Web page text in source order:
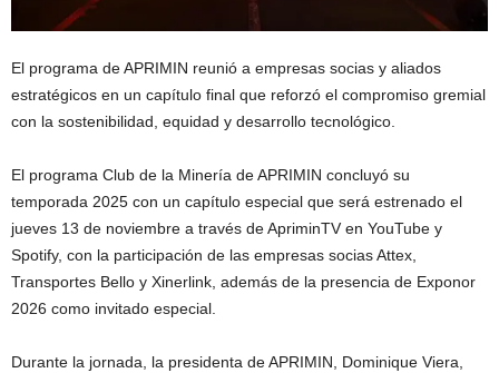
El programa de APRIMIN reunió a empresas socias y aliados
estratégicos en un capítulo final que reforzó el compromiso gremial
con la sostenibilidad, equidad y desarrollo tecnológico.
El programa Club de la Minería de APRIMIN concluyó su
temporada 2025 con un capítulo especial que será estrenado el
jueves 13 de noviembre a través de ApriminTV en YouTube y
Spotify, con la participación de las empresas socias Attex,
Transportes Bello y Xinerlink, además de la presencia de Exponor
2026 como invitado especial.
Durante la jornada, la presidenta de APRIMIN, Dominique Viera,